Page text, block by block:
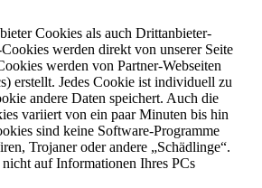
Cookies als auch Drittanbieter-
werden direkt von unserer Seite
werden von Partner-Webseiten
erstellt. Jedes Cookie ist individuell zu
andere Daten speichert. Auch die
variiert von ein paar Minuten bis hin
sind keine Software-Programme
Trojaner oder andere „Schädlinge“.
auf Informationen Ihres PCs